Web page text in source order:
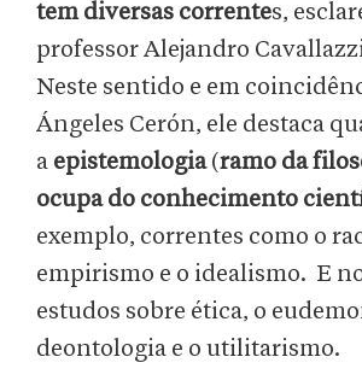
tem diversas correntes,
professor Alejandro
Neste sentido e em
Ángeles Cerón, ele destaca
a epistemologia(ramo da
ocupa do conhecimento
exemplo, correntes como o
empirismo e o idealismo. E
estudos sobre ética, o
deontologia e o utilitarismo.